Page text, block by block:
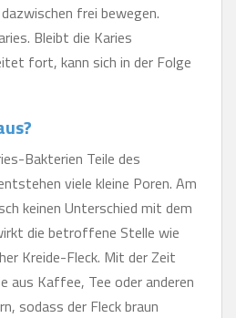
frei bewegen.
Bleibt die Karies
fort, kann sich in der Folge
Bakterien Teile des
viele kleine Poren. Am
keinen Unterschied mit dem
die betroffene Stelle wie
Kreide-Fleck. Mit der Zeit
aus Kaffee, Tee oder anderen
sodass der Fleck braun